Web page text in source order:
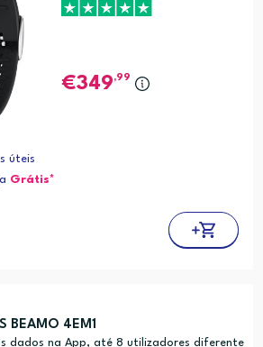
349,99
úteis
Grátis*
BEAMO 4EM1
dados na App, até 8 utilizadores diferente